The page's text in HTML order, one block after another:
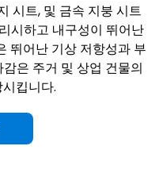
시트, 및 금속 지붕 시트
시하고 내구성이 뛰어난
뛰어난 기상 저항성과 부
은 주거 및 상업 건물의
킵니다.